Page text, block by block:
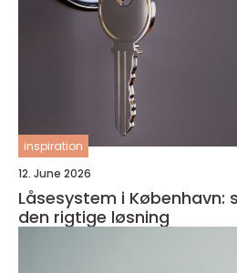
inspiration
12. June 2026
Låsesystem i
den rigtige løsning